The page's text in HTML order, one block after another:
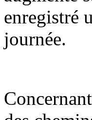
enregistré
journée.